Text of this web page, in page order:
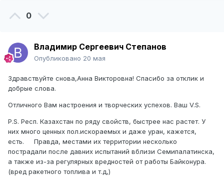
0
Владимир Сергеевич Степанов
Опубликовано 20 мая
Здравствуйте снова,Анна Викторовна! Спасибо за отклик и
добрые слова.
Отличного Вам настроения и творческих успехов. Ваш V.S.
P.S. Респ. Казахстан по ряду свойств, быстрее нас растет. У
них много ценных пол.искораемых и даже уран, кажется,
есть. Правда, местами их территории несколько
пострадали после давних испытаний вблизи Семипалатинска,
а также из-за регулярных вредностей от работы Байконура.
(вред ракетного топлива и т.д,)